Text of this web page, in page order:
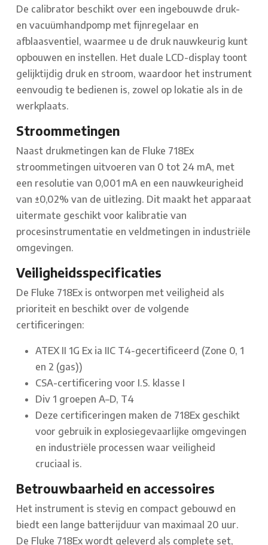
De calibrator beschikt over een ingebouwde druk-
en vacuümhandpomp met fijnregelaar en
afblaasventiel, waarmee u de druk nauwkeurig kunt
opbouwen en instellen. Het duale LCD-display toont
gelijktijdig druk en stroom, waardoor het instrument
eenvoudig te bedienen is, zowel op lokatie als in de
werkplaats.
Stroommetingen
Naast drukmetingen kan de Fluke 718Ex
stroommetingen uitvoeren van 0 tot 24 mA, met
een resolutie van 0,001 mA en een nauwkeurigheid
van ±0,02% van de uitlezing. Dit maakt het apparaat
uitermate geschikt voor kalibratie van
procesinstrumentatie en veldmetingen in industriële
omgevingen.
Veiligheidsspecificaties
De Fluke 718Ex is ontworpen met veiligheid als
prioriteit en beschikt over de volgende
certificeringen:
ATEX II 1G Ex ia IIC T4-gecertificeerd (Zone 0, 1
en 2 (gas))
CSA-certificering voor I.S. klasse I
Div 1 groepen A–D, T4
Deze certificeringen maken de 718Ex geschikt
voor gebruik in explosiegevaarlijke omgevingen
en industriële processen waar veiligheid
cruciaal is.
Betrouwbaarheid en accessoires
Het instrument is stevig en compact gebouwd en
biedt een lange batterijduur van maximaal 20 uur.
De Fluke 718Ex wordt geleverd als complete set,